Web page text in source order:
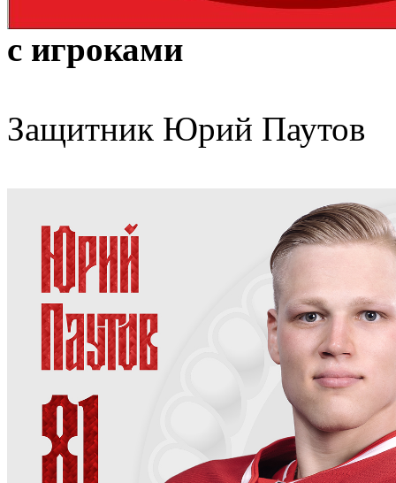
с игроками
Защитник Юрий Паутов